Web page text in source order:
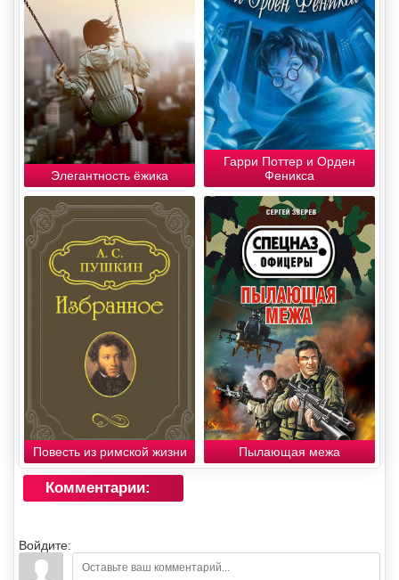
Элегантность ёжика
Гарри Поттер и Орден
Феникса
Повесть из римской жизни Пылающая межа
Комментарии:
Войдите: